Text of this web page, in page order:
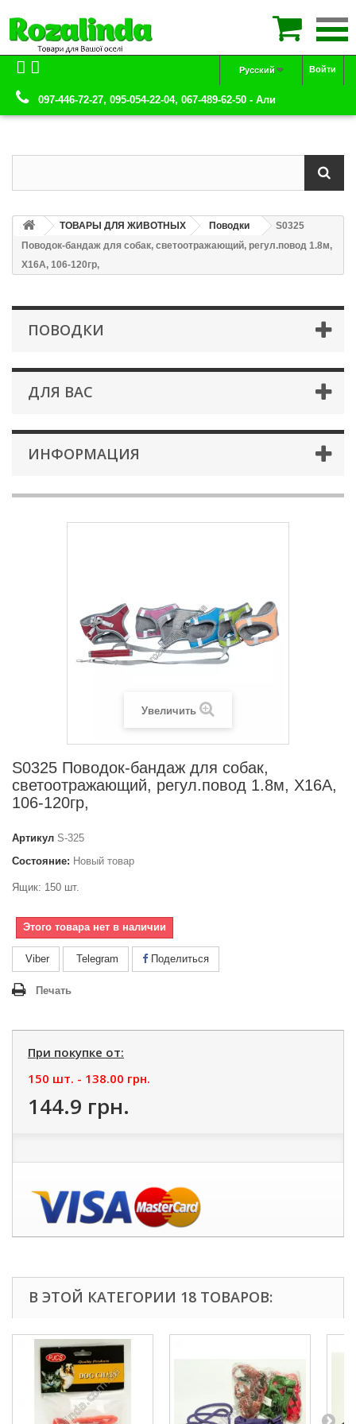
Войти
Русский
097-446-72-27, 095-054-22-04, 067-489-62-50 - Али
ТОВАРЫ ДЛЯ ЖИВОТНЫХ Поводки
S0325
Поводок-бандаж для собак, светоотражающий, регул.повод 1.8м,
Х16А, 106-120гр,
ПОВОДКИ
ДЛЯ ВАС
ИНФОРМАЦИЯ
Увеличить
S0325 Поводок-бандаж для собак,
светоотражающий, регул.повод 1.8м, Х16А,
106-120гр,
Артикул S-325
Состояние: Новый товар
Ящик: 150 шт.
Этого товара нет в наличии
Viber Telegram Поделиться
Печать
При покупке от:
150 шт. - 138.00 грн.
144.9 грн.
В ЭТОЙ КАТЕГОРИИ 18 ТОВАРОВ:
